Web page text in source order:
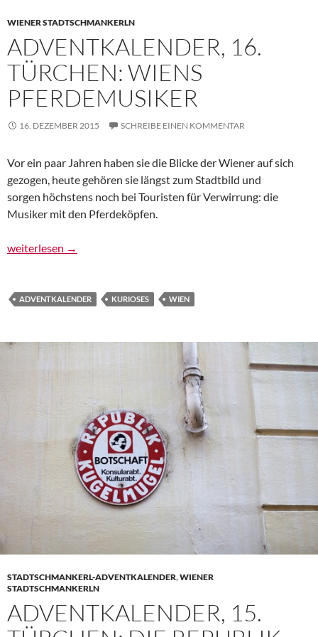
WIENER STADTSCHMANKERLN
ADVENTKALENDER, 16.
TÜRCHEN: WIENS
PFERDEMUSIKER
16. DEZEMBER 2015 SCHREIBE EINEN KOMMENTAR
Vor ein paar Jahren haben sie die Blicke der Wiener auf sich
gezogen, heute gehören sie längst zum Stadtbild und
sorgen höchstens noch bei Touristen für Verwirrung: die
Musiker mit den Pferdeköpfen.
Adventkalender, 16. Türchen: Wiens Pferdemusiker
weiterlesen →
ADVENTKALENDER KURIOSES WIEN
STADTSCHMANKERL-ADVENTKALENDER,WIENER
STADTSCHMANKERLN
ADVENTKALENDER, 15.